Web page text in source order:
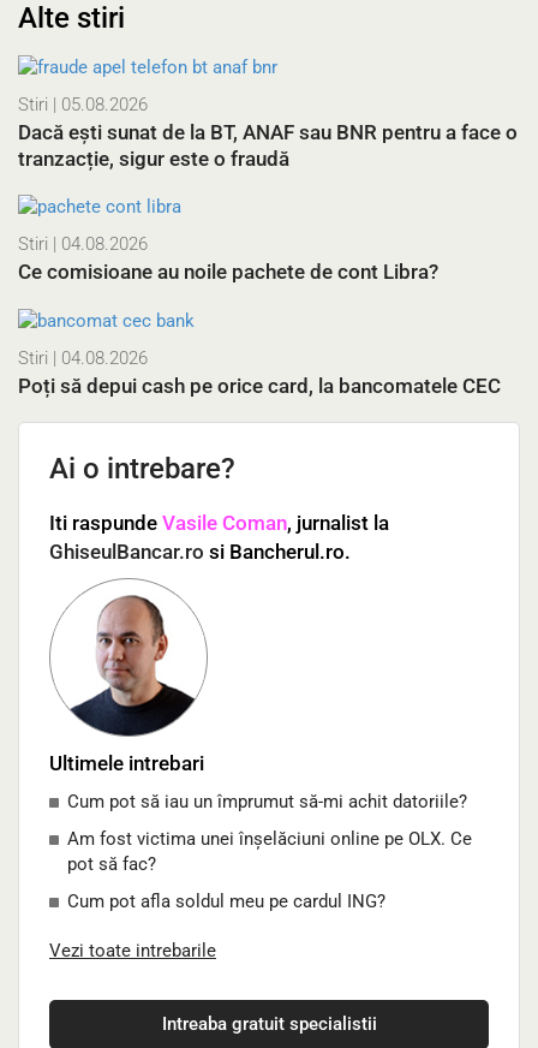
Alte stiri
Stiri | 05.08.2026
Dacă ești sunat de la BT, ANAF sau BNR pentru a face o
tranzacție, sigur este o fraudă
Stiri | 04.08.2026
Ce comisioane au noile pachete de cont Libra?
Stiri | 04.08.2026
Poți să depui cash pe orice card, la bancomatele CEC
Ai o intrebare?
Iti raspunde Vasile Coman, jurnalist la
GhiseulBancar.ro si Bancherul.ro.
Ultimele intrebari
Cum pot să iau un împrumut să-mi achit datoriile?
Am fost victima unei înșelăciuni online pe OLX. Ce
pot să fac?
Cum pot afla soldul meu pe cardul ING?
Vezi toate intrebarile
Intreaba gratuit specialistii